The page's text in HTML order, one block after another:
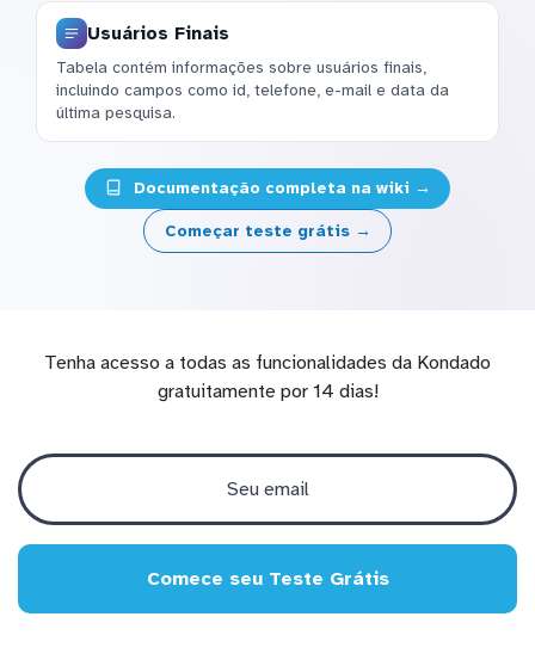
Usuários Finais
Tabela contém informações sobre usuários finais,
incluindo campos como id, telefone, e-mail e data da
última pesquisa.
Documentação completa na wiki →
Começar teste grátis →
Tenha acesso a todas as funcionalidades da Kondado
gratuitamente por 14 dias!
Comece seu Teste Grátis